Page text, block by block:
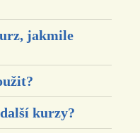
jakmile
kurzy?